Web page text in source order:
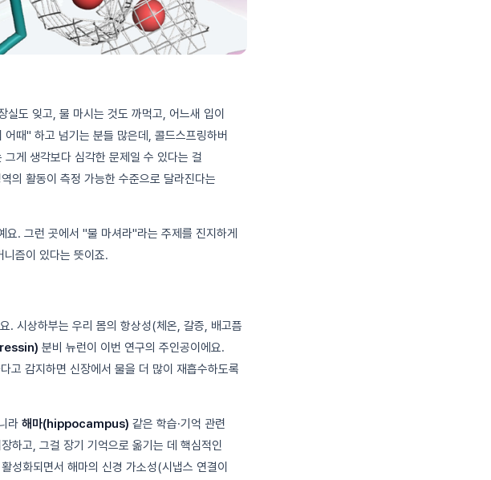
도 잊고, 물 마시는 것도 까먹고, 어느새 입이
때" 하고 넘기는 분들 많은데, 콜드스프링하버
생각보다 심각한 문제일 수 있다는 걸
의 활동이 측정 가능한 수준으로 달라진다는
. 그런 곳에서 "물 마셔라"라는 주제를 진지하게
즘이 있다는 뜻이죠.
. 시상하부는 우리 몸의 항상성(체온, 갈증, 배고픔
분비 뉴런이 이번 연구의 주인공이에요.
고 감지하면 신장에서 물을 더 많이 재흡수하도록
라 해마(hippocampus) 같은 학습·기억 관련
하고, 그걸 장기 기억으로 옮기는 데 핵심적인
성화되면서 해마의 신경 가소성(시냅스 연결이